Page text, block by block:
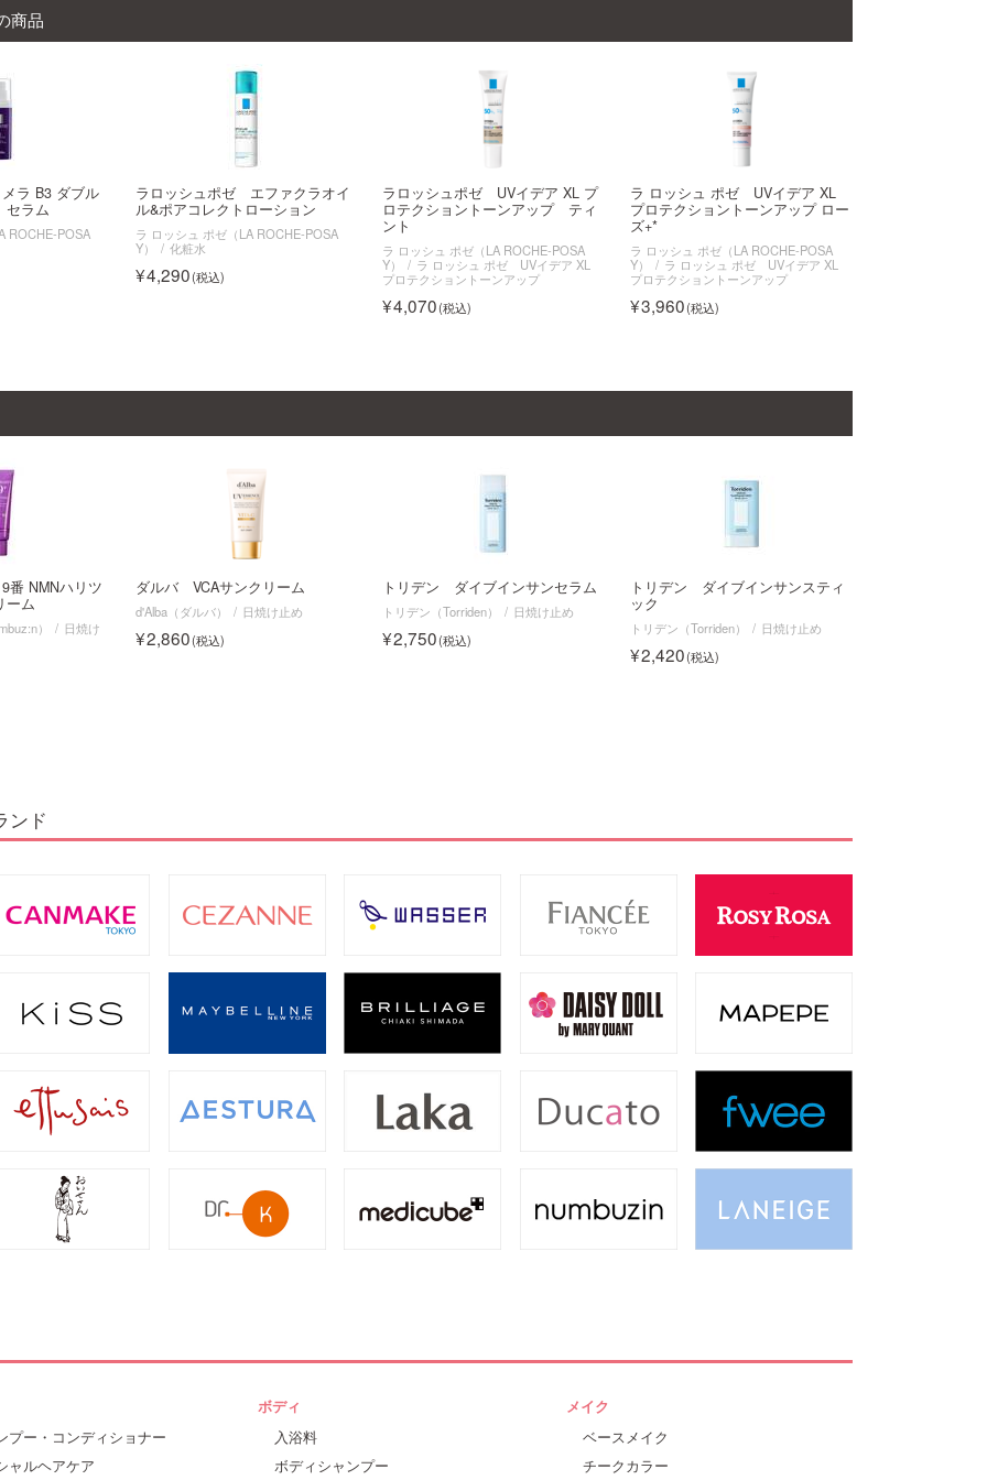
商品
ラ B3 ダブル
セラム
ROCHE-POSA
ラロッシュポゼ エファクラオイ
ル&ポアコレクトローション
ラ ロッシュ ポゼ（LA ROCHE-POSA
Y）
化粧水
4,290
ラロッシュポゼ UVイデア XL プ
ロテクショントーンアップ ティ
ント
ラ ロッシュ ポゼ（LA ROCHE-POSA
Y）
ラ ロッシュ ポゼ UVイデア XL
プロテクショントーンアップ
4,070
ラ ロッシュ ポゼ UVイデア XL
プロテクショントーンアップ ロー
ズ+*
ラ ロッシュ ポゼ（LA ROCHE-POSA
Y）
ラ ロッシュ ポゼ UVイデア XL
プロテクショントーンアップ
3,960
NMNハリツ
ーム
） 日焼け
ダルバ VCAサンクリーム
d'Alba（ダルバ） 日焼け止め
2,860
トリデン ダイブインサンセラム
トリデン（Torriden） 日焼け止め
2,750
トリデン ダイブインサンスティ
ック
トリデン（Torriden） 日焼け止め
2,420
ンド
プー・コンディショナー
ャルヘアケア
ボディ
入浴料
ボディシャンプー
メイク
ベースメイク
チークカラー